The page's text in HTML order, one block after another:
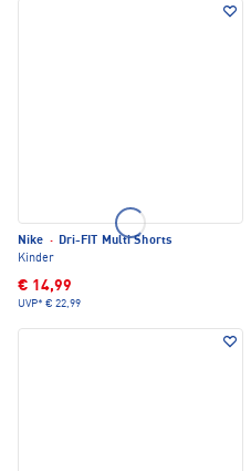
Nike · Dri-FIT Multi Shorts
Kinder
€ 14,99
UVP* € 22,99